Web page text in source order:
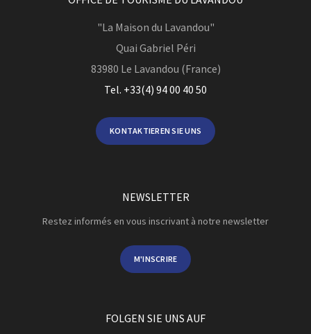
"La Maison du Lavandou"
Quai Gabriel Péri
83980 Le Lavandou (France)
Tel. +33(4) 94 00 40 50
KONTAKTIEREN SIE UNS
NEWSLETTER
Restez informés en vous inscrivant à notre newsletter
M'INSCRIRE
FOLGEN SIE UNS AUF